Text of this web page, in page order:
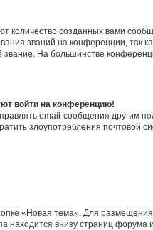
созданных вами
званий на конференции, так
На большинстве
войти на конференцию!
email-сообщения другим
злоупотребления почтовой
«Новая тема». Для
находится внизу страниц